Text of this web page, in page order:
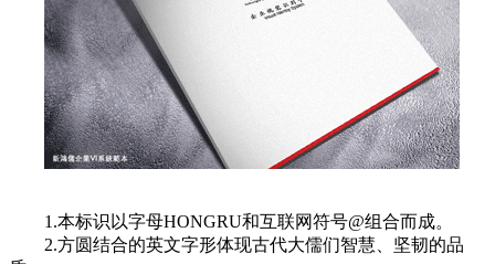
1.本标识以字母HONGRU和互联网符号@组合而成。
2.方圆结合的英文字形体现古代大儒们智慧、坚韧的品